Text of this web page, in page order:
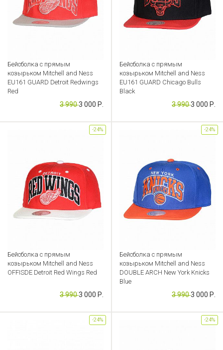
Бейсболка с прямым
козырьком Mitchell and Ness
EU161 GUARD Detroit Redwings
Red
Артикул: CB000049235
3 9903 000 Р.
Бейсболка с прямым
козырьком Mitchell and Ness
EU161 GUARD Chicago Bulls
Black
Артикул: CB000049236
3 9903 000 Р.
Бейсболка с прямым
козырьком Mitchell and Ness
OFFISDE Detroit Red Wings Red
Артикул: CB000049260
3 9903 000 Р.
-24%
Бейсболка с прямым
козырьком Mitchell and Ness
DOUBLE ARCH New York Knicks
Blue
Артикул: CB000049128
3 9903 000 Р.
-24%
-24% -24%